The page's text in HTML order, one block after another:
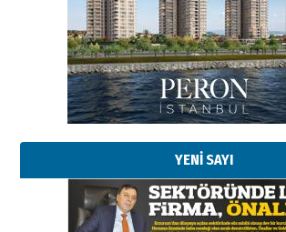
YENİ SAYI
Başkan Sekmen’den Erzurum’a
bir vizyon proje daha!
02 Ağustos 2026 Pazar
Kadir SABUNCUOĞLU
Erzurumspor’un köşe taşları
29 Haziran 2026 Pazartesi
Kenan GÜLERCİ
Murat Şahsuvaroğlu ERKON’da
çıtayı yukarı taşırken,
yönetimdekiler aşağı